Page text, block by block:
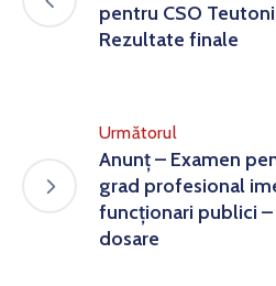
pentru CSO
Rezultate finale
Următorul
Anunț – Examen
grad profesional
funcționari publici
dosare